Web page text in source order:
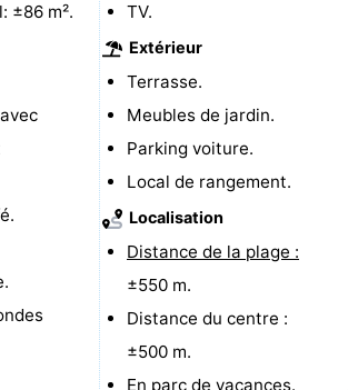
±86 m².
TV.
Extérieur
Terrasse.
Meubles de jardin.
Parking voiture.
Local de rangement.
Localisation
Distance de la plage :
±550 m.
Distance du centre :
±500 m.
En parc de vacances.